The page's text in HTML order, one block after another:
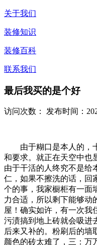
关于我们
装修知识
装修百科
联系我们
最后我买的是个好
访问次数： 发布时间：
由于糊口是本人的，十
和要求。就正在天空中也
由于干活的人终究不是给
仁，如果不擦洗的话，回
个的事，我家橱柜有一面
力合适，所以剩下能够动
屋！确实如许，有一次我
污渍搞到地上砖就会吸进
后来又补的。粉刷后的墙
颜色的砖太难了，三：万